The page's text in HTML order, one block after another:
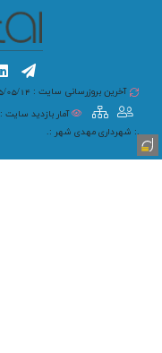
آخرین بروزرسانی سایت : 1405/05/14 08:17
آمار بازدید سایت :
.: شهرداری مهدی شهر :.